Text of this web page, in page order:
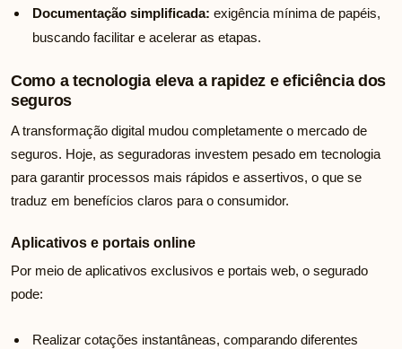
Documentação simplificada: exigência mínima de papéis,
buscando facilitar e acelerar as etapas.
Como a tecnologia eleva a rapidez e eficiência dos
seguros
A transformação digital mudou completamente o mercado de
seguros. Hoje, as seguradoras investem pesado em tecnologia
para garantir processos mais rápidos e assertivos, o que se
traduz em benefícios claros para o consumidor.
Aplicativos e portais online
Por meio de aplicativos exclusivos e portais web, o segurado
pode:
Realizar cotações instantâneas, comparando diferentes